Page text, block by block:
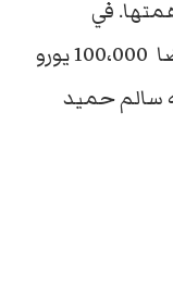
في
أغسطس 2013، تلقت الجمعية أيضا 100،000 يورو
سالم حميد